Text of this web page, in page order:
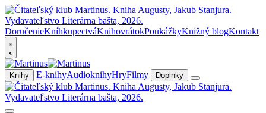
DoručenieKníhkupectváKnihovrátokPoukážkyKnižný blogKontakt
Knihy E-knihyAudioknihyHryFilmy Doplnky